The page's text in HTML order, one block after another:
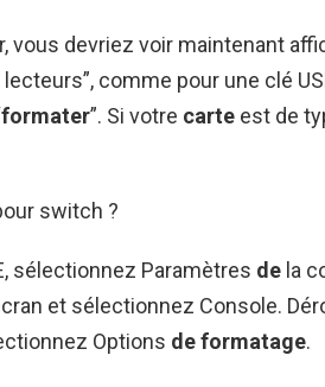
vous devriez voir maintenant
comme pour une clé
formater”. Si votre carte est de
switch ?
sélectionnez Paramètres de la
et sélectionnez Console.
Options de formatage.